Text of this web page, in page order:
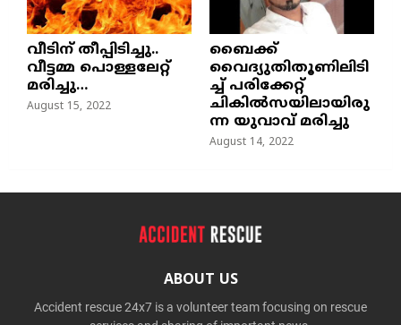
വീടിന് തീപ്പിടിച്ചു..
വീട്ടമ്മ പൊള്ളലേറ്റ്
മരിച്ചു…
August 15, 2022
ബൈക്ക്
വൈദ്യുതിതൂണിലിടി
ച്ച്‌ പരിക്കേറ്റ്
ചികില്‍സയിലായിരു
ന്ന യുവാവ് മരിച്ചു
August 14, 2022
ABOUT US
Accident rescue 24x7 is a volunteer team focusing on rescue